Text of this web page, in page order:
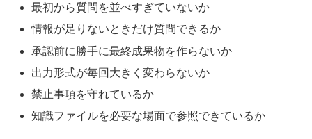
最初から質問を並べすぎていないか
情報が足りないときだけ質問できるか
承認前に勝手に最終成果物を作らないか
出力形式が毎回大きく変わらないか
禁止事項を守れているか
知識ファイルを必要な場面で参照できているか